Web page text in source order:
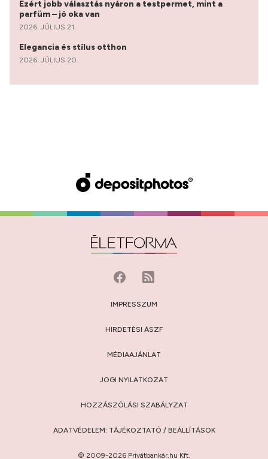
Ezért jobb választás nyáron a testpermet, mint a
parfüm – jó oka van
2026. JÚLIUS 21.
Elegancia és stílus otthon
2026. JÚLIUS 20.
IMPRESSZUM
HIRDETÉSI ÁSZF
MÉDIAAJÁNLAT
JOGI NYILATKOZAT
HOZZÁSZÓLÁSI SZABÁLYZAT
ADATVÉDELEM: TÁJÉKOZTATÓ / BEÁLLÍTÁSOK
© 2009-2026 Privátbankár.hu Kft.